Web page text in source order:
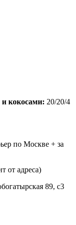
и кокосами: 20/20/4
по Москве + за
от адреса)
89, с3